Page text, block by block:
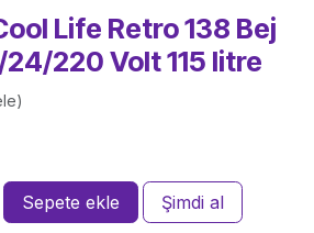
Life Retro 138 Bej
24/220 Volt 115 litre
Sepete ekle Şimdi al